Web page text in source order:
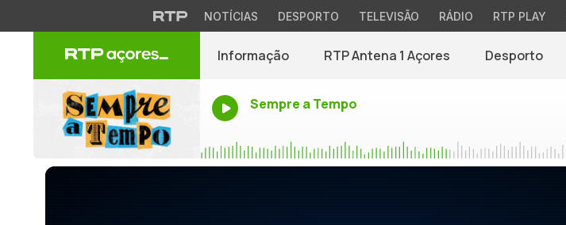
NOTÍCIAS DESPORTO TELEVISÃO RÁDIO RTP PLAY
Informação RTP Antena 1 Açores Desporto
Sempre a Tempo